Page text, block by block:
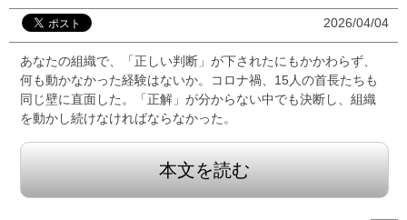
2026/04/04
あなたの組織で、「正しい判断」が下されたにもかかわらず、
何も動かなかった経験はないか。コロナ禍、15人の首長たちも
同じ壁に直面した。「正解」が分からない中でも決断し、組織
を動かし続けなければならなかった。
本文を読む